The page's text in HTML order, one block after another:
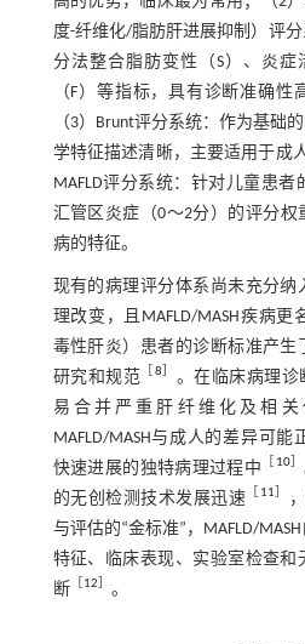
度-纤维化/脂肪肝进展抑制）评
分法整合脂肪变性（S）、炎
（F）等指标，具有诊断准确性
（3）Brunt评分系统：作为基础
学特征描述清晰，主要适用于成
MAFLD评分系统：针对儿童患
汇管区炎症（0～2分）的评分
病的特征。
现有的病理评分体系尚未充分纳
理改变，且MAFLD/MASH疾病
毒性肝炎）患者的诊断标准产生
研究和规范 ［8］ 。在临床病理诊
易合并严重肝纤维化及相关
MAFLD/MASH与成人的差异可
快速进展的独特病理过程中
［ 10］
的无创检测技术发展迅速 ［ 11］
与评估的“金标准”，MAFLD/
特征、临床表现、实验室检查和
断［12］ 。